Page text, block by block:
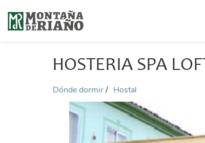
HOSTERIA SPA
Dónde dormir Hostal